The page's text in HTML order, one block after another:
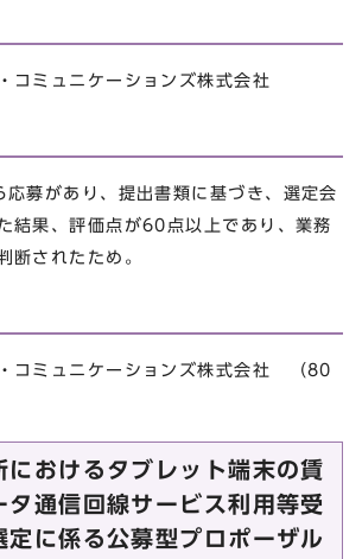
コミュニケーションズ株式会社
募があり、提出書類に基づき、選定会
結果、評価点が60点以上であり、業務
断されたため。
コミュニケーションズ株式会社 （80
におけるタブレット端末の賃
タ通信回線サービス利用等受
定に係る公募型プロポーザル